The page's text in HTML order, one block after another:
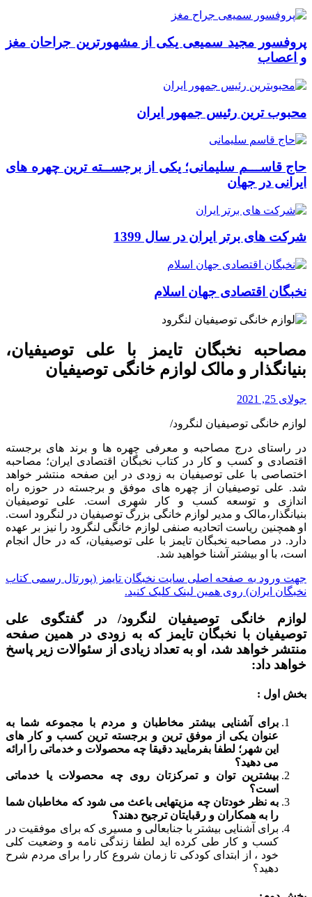
پروفسور مجید سمیعی یکی از مشهورترین جراحان مغز
و اعصاب
محبوب ترین رئیس جمهور ایران
حاج قاســـم سلیمانی؛ یکی از برجســته ترین چهره های
ایرانی در جهان
شرکت های برتر ایران در سال 1399
نخبگان اقتصادی جهان اسلام
مصاحبه نخبگان تایمز با علی توصیفیان،
بنیانگذار و مالک لوازم خانگی توصیفیان
جولای 25, 2021
لوازم خانگی توصیفیان لنگرود/
در راستای درج مصاحبه و معرفی چهره ها و برند های برجسته
اقتصادی و کسب و کار در کتاب نخبگان اقتصادی ایران؛ مصاحبه
اختصاصی با علی توصیفیان به زودی در این صفحه منتشر خواهد
شد. علی توصیفیان از چهره های موفق و برجسته در حوزه راه
اندازی و توسعه کسب و کار شهری است. علی توصیفیان
بنیانگذار،مالک و مدیر لوازم خانگی بزرگ توصیفیان در لنگرود است.
او همچنین ریاست اتحادیه صنفی لوازم خانگی لنگرود را نیز بر عهده
دارد. در مصاحبه نخبگان تایمز با علی توصیفیان، که در حال انجام
است، با او بیشتر آشنا خواهید شد.
جهت ورود به صفحه اصلی سایت نخبگان تایمز (پورتال رسمی کتاب
نخبگان ایران) روی همین لینک کلیک کنید.
لوازم خانگی توصیفیان لنگرود/ در گفتگوی علی
توصیفیان با نخبگان تایمز که به زودی در همین صفحه
منتشر خواهد شد، او به تعداد زیادی از سئوالات زیر پاسخ
خواهد داد:
بخش اول :
برای آشنایی بیشتر مخاطبان و مردم با مجموعه شما به
عنوان یکی از موفق ترین و برجسته ترین کسب و کار های
این شهر؛ لطفا بفرمایید دقیقا چه محصولات و خدماتی را ارائه
می دهید؟
بیشترین توان و تمرکزتان روی چه محصولات یا خدماتی
است؟
به نظر خودتان چه مزیتهایی باعث می شود که مخاطبان شما
را به همکاران و رقبایتان ترجیح دهند؟
برای آشنایی بیشتر با جنابعالی و مسیری که برای موفقیت در
کسب و کار طی کرده اید لطفا زندگی نامه و وضعيت کلی
خود ، از ابتدای کودکی تا زمان شروع كار را برای مردم شرح
دهید؟